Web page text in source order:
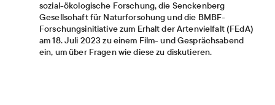
sozial-ökologische Forschung, die Senckenberg
Gesellschaft für Naturforschung und die BMBF-
Forschungsinitiative zum Erhalt der Artenvielfalt (FEdA)
am 18. Juli 2023 zu einem Film- und Gesprächsabend
ein, um über Fragen wie diese zu diskutieren.